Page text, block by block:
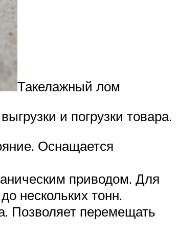
Такелажный лом
и погрузки товара.
Оснащается
приводом. Для
нескольких тонн.
Позволяет перемещать